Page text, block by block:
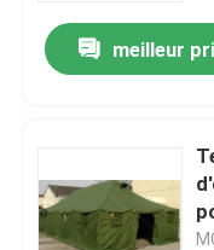
meilleur